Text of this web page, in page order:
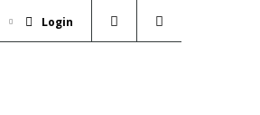
Login